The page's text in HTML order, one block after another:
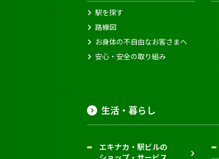
駅を探す
路線図
お身体の不自由なお客さまへ
安心・安全の取り組み
生活・暮らし
エキナカ・駅ビルの